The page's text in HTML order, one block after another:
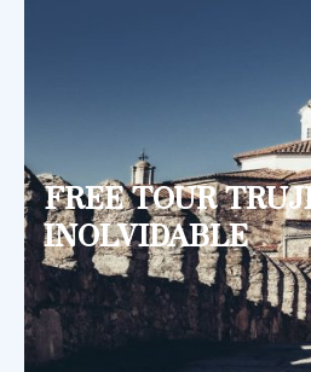
FREE TOUR
INOLVIDABLE